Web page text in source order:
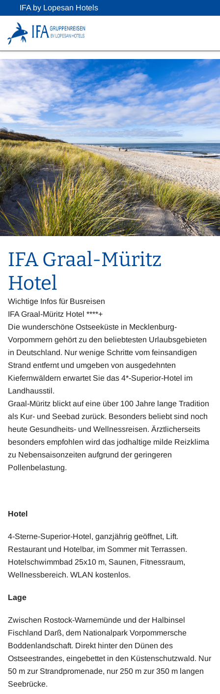
IFA by Lopesan Hotels
IFA Graal-Müritz
Hotel
Wichtige Infos für Busreisen
IFA Graal-Müritz Hotel ****+
Die wunderschöne Ostseeküste in Mecklenburg-
Vorpommern gehört zu den beliebtesten Urlaubsgebieten
in Deutschland. Nur wenige Schritte vom feinsandigen
Strand entfernt und umgeben von ausgedehnten
Kiefernwäldern erwartet Sie das 4*-Superior-Hotel im
Landhausstil.
Graal-Müritz blickt auf eine über 100 Jahre lange Tradition
als Kur- und Seebad zurück. Besonders beliebt sind noch
heute Gesundheits- und Wellnessreisen. Ärztlicherseits
besonders empfohlen wird das jodhaltige milde Reizklima
zu Nebensaisonzeiten aufgrund der geringeren
Pollenbelastung.
Hotel
4-Sterne-Superior-Hotel, ganzjährig geöffnet, Lift.
Restaurant und Hotelbar, im Sommer mit Terrassen.
Hotelschwimmbad 25x10 m, Saunen, Fitnessraum,
Wellnessbereich. WLAN kostenlos.
Lage
Zwischen Rostock-Warnemünde und der Halbinsel
Fischland Darß, dem Nationalpark Vorpommersche
Boddenlandschaft. Direkt hinter den Dünen des
Ostseestrandes, eingebettet in den Küstenschutzwald. Nur
50 m zur Strandpromenade, nur 250 m zur 350 m langen
Seebrücke.